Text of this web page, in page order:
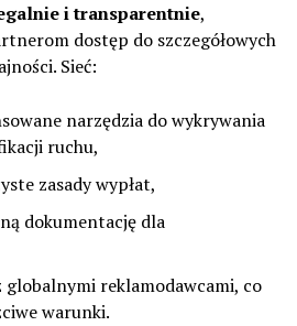
i transparentnie,
dostęp do szczegółowych
Sieć:
narzędzia do wykrywania
ruchu,
zasady wypłat,
dokumentację dla
globalnymi reklamodawcami, co
warunki.